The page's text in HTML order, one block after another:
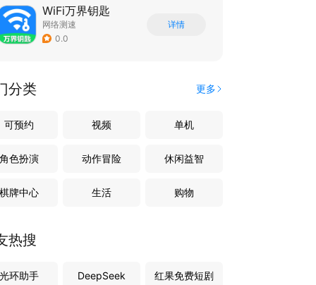
WiFi万界钥匙
网络测速
0.0
详情
分类 更多
可预约 视频 单机
角色扮演 动作冒险 休闲益智
棋牌中心 生活 购物
热搜
光环助手 DeepSeek 红果免费短剧